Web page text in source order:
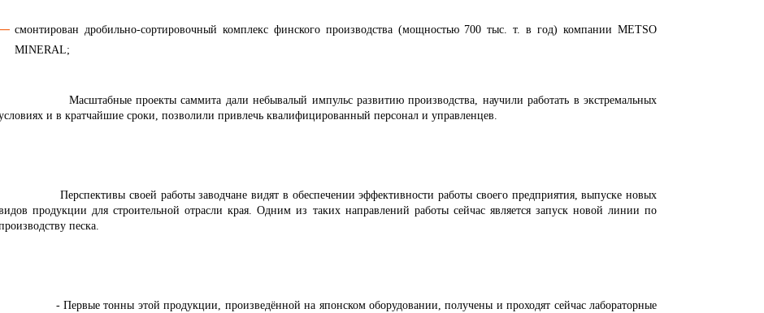
смонтирован дробильно-сортировочный комплекс финского производства (мощностью 700 тыс. т. в год) компании METSO
MINERAL;
Масштабные проекты саммита дали небывалый импульс развитию производства, научили работать в экстремальных
и в кратчайшие сроки, позволили привлечь квалифицированный персонал и управленцев.
Перспективы своей работы заводчане видят в обеспечении эффективности работы своего предприятия, выпуске новых
продукции для строительной отрасли края. Одним из таких направлений работы сейчас является запуск новой линии по
песка.
- Первые тонны этой продукции, произведённой на японском оборудовании, получены и проходят сейчас лабораторные